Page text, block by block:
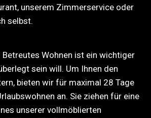
unserem Zimmerservice oder
selbst.
Wohnen ist ein wichtiger
sein will. Um Ihnen den
bieten wir für maximal 28 Tage
an. Sie ziehen für eine
unserer vollmöblierten